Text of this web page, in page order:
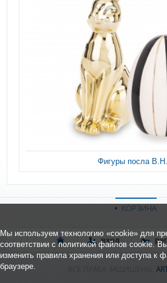
Фигуры посла В.Н.
КОРЗИНА
вход
ВСЕ ПРАВА ЗАЩИЩЕНЫ,
Мы используем технологию «cookie» для
соответствии с политикой файлов cookie.
изменить правила хранения или доступа к
браузере.